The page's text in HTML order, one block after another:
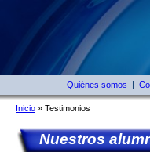
Quiénes somos |
Inicio » Testimonios
Nuestros